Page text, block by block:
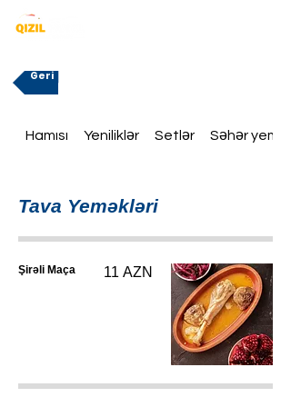
Geri
Hamısı Yeniliklər Setlər Səhər
Tava Yeməkləri
Şirəli Maça 11 AZN